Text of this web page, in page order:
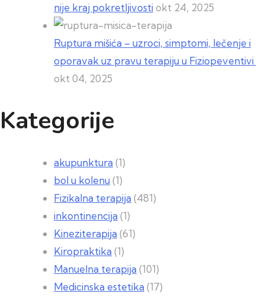
nije kraj pokretljivosti okt 24, 2025
Ruptura mišića – uzroci, simptomi, lečenje i
oporavak uz pravu terapiju u Fiziopeventivi
okt 04, 2025
Kategorije
akupunktura (1)
bol u kolenu (1)
Fizikalna terapija (481)
inkontinencija (1)
Kineziterapija (61)
Kiropraktika (1)
Manuelna terapija (101)
Medicinska estetika (17)